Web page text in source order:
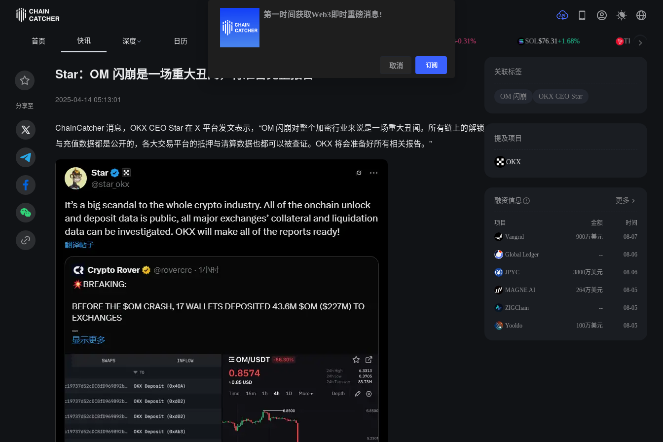
首页 快讯 深度 日历
BTC$64,923.50 -0.06% -0.31% SOL$76.31+1.68% TRX $0.3293
分享至
Star：OM 闪崩是一场重大丑闻，将准备完整报告
2025-04-14 05:13:01
ChainCatcher 消息， OKX CEO Star 在 X 平台发文表示，“OM 闪崩对整个加密行业来说是一场重大丑闻。所有链上的解锁
与充值数据都是公开的，各大交易平台的抵押与清算数据也都可以被查证。OKX 将会准备好所有相关报告。”
关联标签
OM 闪崩 OKX CEO Star
提及项目
OKX
融资信息 更多
项目 金额
时间
Vangrid
900万美元 08-07
Global Ledger -- 08-06
JPYC 3800万美元 08-06
MAGNE.AI 264万美元 08-05
ZIGChain -- 08-05
Yooldo 100万美元 08-05
第一时间获取Web3即时重磅消息!
取消 订阅